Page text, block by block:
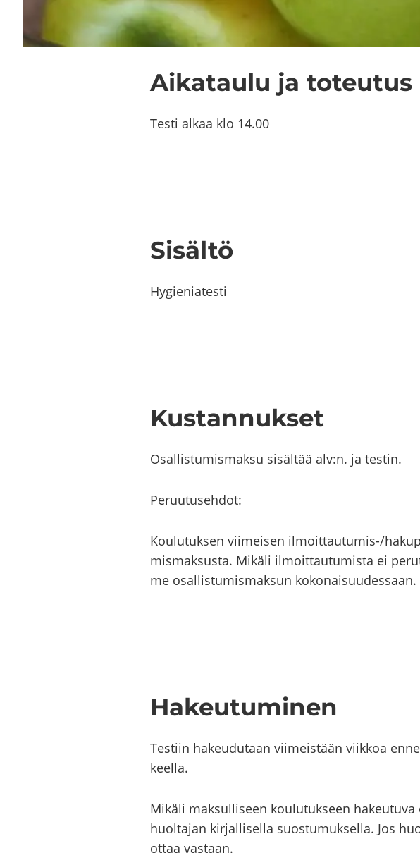
Ai­ka­tau­lu ja to­teu­tus
Testi alkaa klo 14.00
Si­säl­tö
Hy­gie­nia­tes­ti
Kus­tan­nuk­set
Osal­lis­tu­mis­mak­su sisäl­tää alv:n. ja tes­tin.
Pe­ruu­tuseh­dot:
Kou­lu­tuk­sen vii­mei­sen ilmoittautumis-​/
mis­mak­sus­ta. Mi­kä­li il­moit­tau­tu­mis­ta ei
me osal­lis­tu­mis­mak­sun ko­ko­nai­suu­des­saan.
Ha­keu­tu­mi­nen
Tes­tiin ha­keu­du­taan vii­meis­tään viik­koa
keel­la.
Mi­kä­li mak­sul­li­seen kou­lu­tuk­seen
huol­ta­jan kir­jal­li­sel­la suos­tu­muk­sel­la. Jos
ottaa vas­taan.